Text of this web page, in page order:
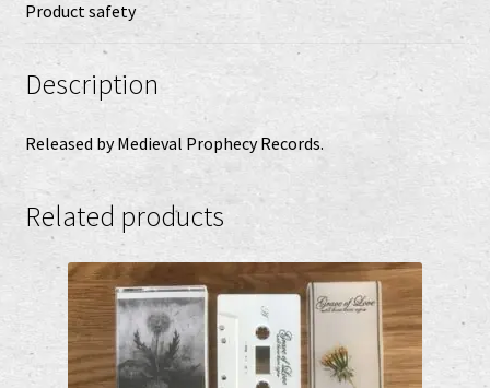
Product safety
Description
Released by Medieval Prophecy Records.
Related products